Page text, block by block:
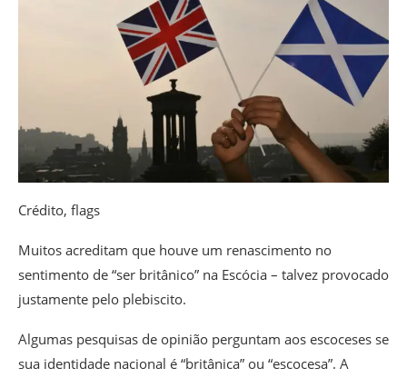
Crédito, flags
Muitos acreditam que houve um renascimento no
sentimento de “ser britânico” na Escócia – talvez provocado
justamente pelo plebiscito.
Algumas pesquisas de opinião perguntam aos escoceses se
sua identidade nacional é “britânica” ou “escocesa”. A